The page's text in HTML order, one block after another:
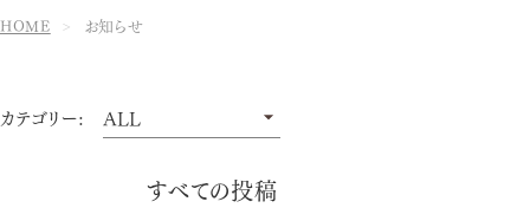
HOME お知らせ
カテゴリー:
すべての投稿